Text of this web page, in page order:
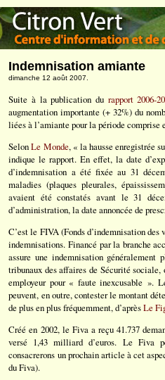
Indemnisation amiante
dimanche 12 août 2007.
Suite à la publication du rapport 2006-
augmentation importante (+ 32%) du
liées à l’amiante pour la période comprise
SelonLe Monde, « la hausse enregistrée
indique le rapport. En effet, la date
d’indemnisation a été fixée au 31
maladies (plaques pleurales,
avaient été constatés avant le 31
d’administration, la date annoncée de
C’est le FIVA (Fonds d’indemnisation
indemnisations. Financé par la branche
assure une indemnisation
tribunaux des affaires de Sécurité
employeur pour « faute inexcusable ».
peuvent, en outre, contester le montant
de plus en plus fréquemment, d’aprèsLe
Créé en 2002, le Fiva a reçu 41.737
versé 1,43 milliard d’euros. Le Fiva
consacrerons un prochain article à cet
du Fiva).